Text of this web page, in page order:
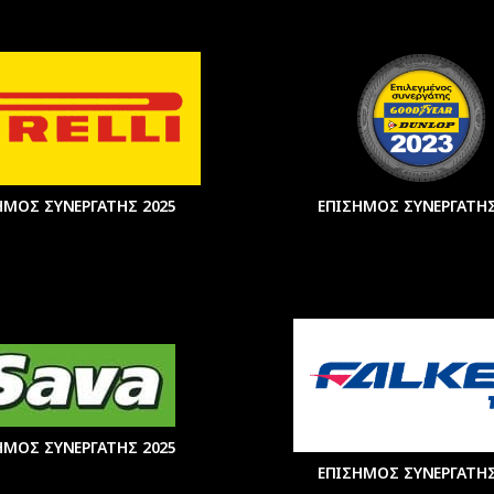
ΣΥΝΕΡΓΑΤΗΣ 2025
ΕΠΙΣΗΜΟΣ
ΣΥΝΕΡΓΑΤΗΣ 2025
ΕΠΙΣΗΜΟΣ